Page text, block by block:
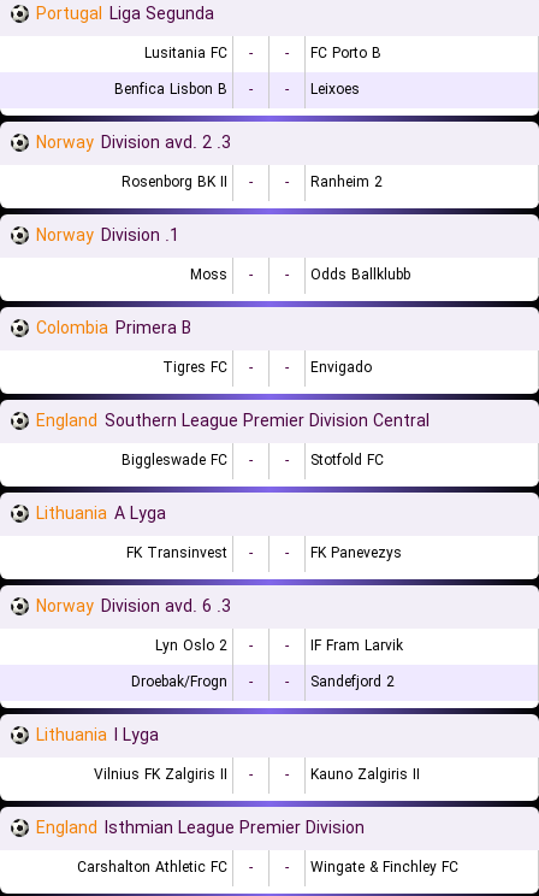
Portugal Liga Segunda
Lusitania FC - -
FC Porto B
Benfica Lisbon B
- - Leixoes
Norway 3. Division avd. 2
Rosenborg BK II - - Ranheim 2
Norway 1. Division
Moss - - Odds Ballklubb
Colombia Primera B
Tigres FC - - Envigado
England Southern League Premier Division Central
Biggleswade FC - - Stotfold FC
Lithuania A Lyga
FK Transinvest - - FK Panevezys
Norway 3. Division avd. 6
Lyn Oslo 2 - -
IF Fram Larvik
Droebak/Frogn
- - Sandefjord 2
Lithuania I Lyga
Vilnius FK Zalgiris II - - Kauno Zalgiris II
England Isthmian League Premier Division
Carshalton Athletic FC - - Wingate & Finchley FC